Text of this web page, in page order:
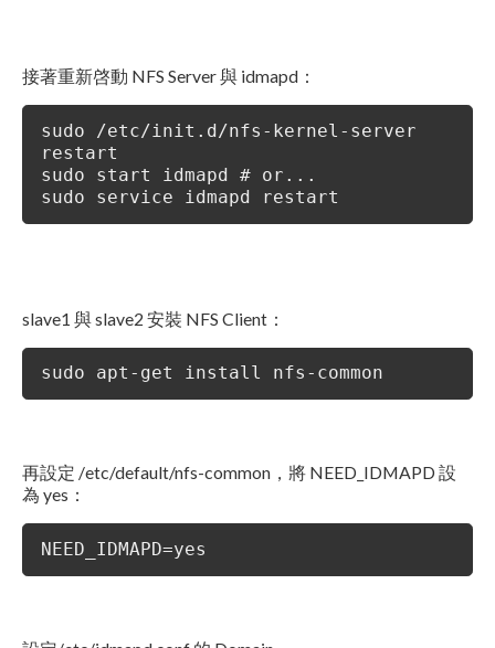
接著重新啓動 NFS Server 與 idmapd：
sudo /etc/init.d/nfs-kernel-server
restart
sudo start idmapd # or...
sudo service idmapd restart
slave1 與 slave2 安裝 NFS Client：
sudo apt-get install nfs-common
再設定 /etc/default/nfs-common，將 NEED_IDMAPD 設
為 yes：
NEED_IDMAPD=yes